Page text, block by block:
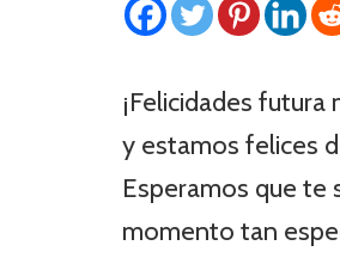
¡Felicidades
y estamos felices
Esperamos que te
momento tan